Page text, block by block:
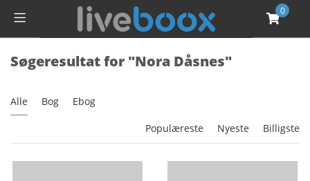
0
Søgeresultat for "Nora Dåsnes"
Alle Bog Ebog
Populæreste Nyeste Billigste